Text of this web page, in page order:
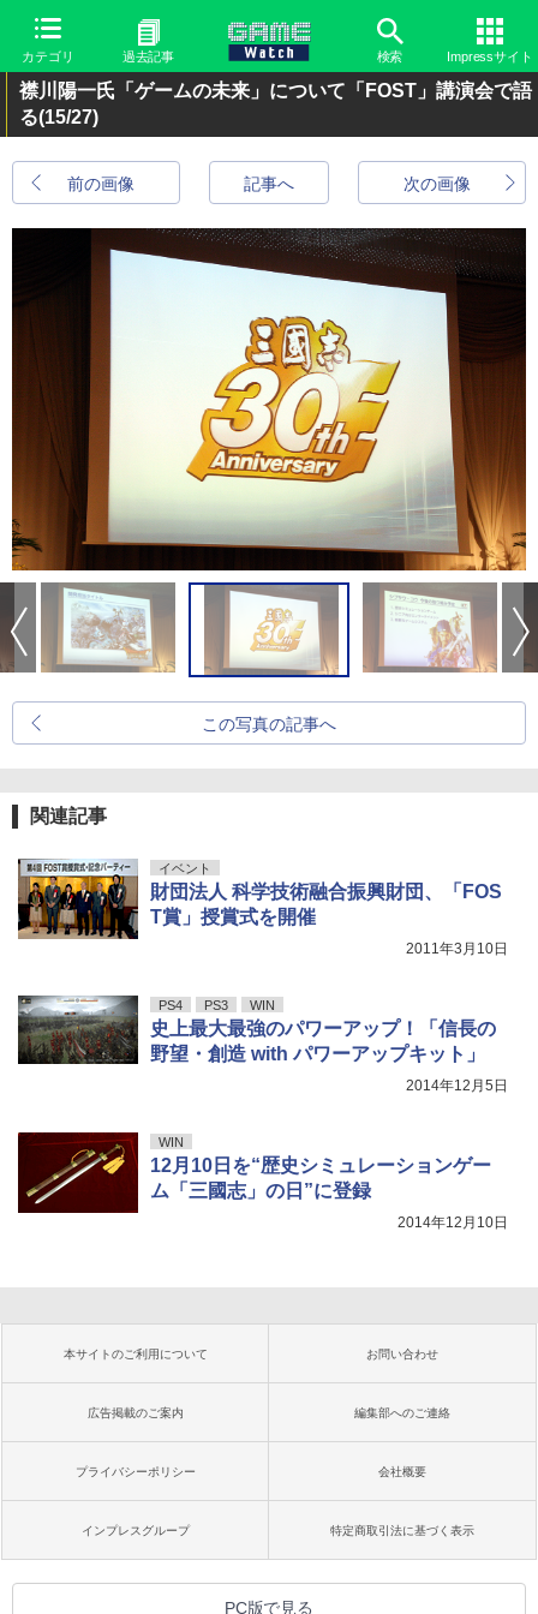
カテゴリ 過去記事 検索 Impressサイト
襟川陽一氏「ゲームの未来」について「FOST」講演会で語
る(15/27)
前の画像 次の画像
記事へ
この写真の記事へ
関連記事
イベント
財団法人 科学技術融合振興財団、「FOS
T賞」授賞式を開催
2011年3月10日
PS4 PS3 WIN
史上最大最強のパワーアップ！「信長の
野望・創造 with パワーアップキット」
2014年12月5日
WIN
12月10日を“歴史シミュレーションゲー
ム「三國志」の日”に登録
2014年12月10日
本サイトのご利用について お問い合わせ
広告掲載のご案内 編集部へのご連絡
プライバシーポリシー 会社概要
インプレスグループ 特定商取引法に基づく表示
PC版で見る